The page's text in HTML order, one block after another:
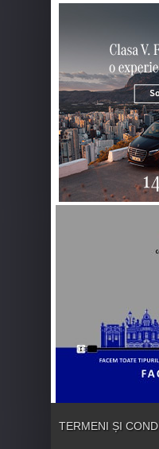
TERMENI ȘI